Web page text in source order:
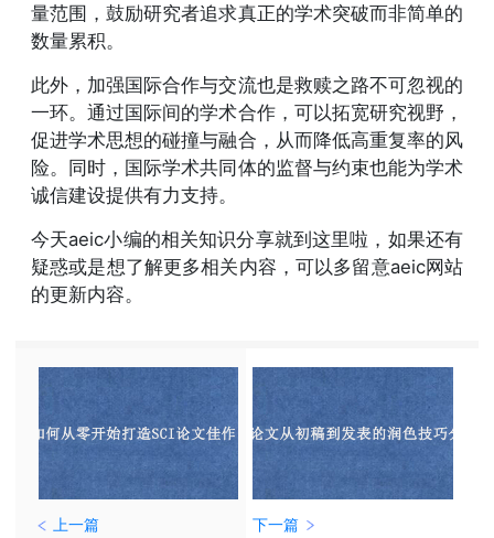
量范围，鼓励研究者追求真正的学术突破而非简单的
数量累积。
此外，加强国际合作与交流也是救赎之路不可忽视的
一环。通过国际间的学术合作，可以拓宽研究视野，
促进学术思想的碰撞与融合，从而降低高重复率的风
险。同时，国际学术共同体的监督与约束也能为学术
诚信建设提供有力支持。
今天aeic小编的相关知识分享就到这里啦，如果还有
疑惑或是想了解更多相关内容，可以多留意aeic网站
的更新内容。
上一篇
下一篇